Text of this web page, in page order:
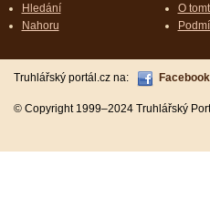
Hledání
Nahoru
O
Truhlářský portál.cz na: Facebook
© Copyright 1999–2024 Truhlářský